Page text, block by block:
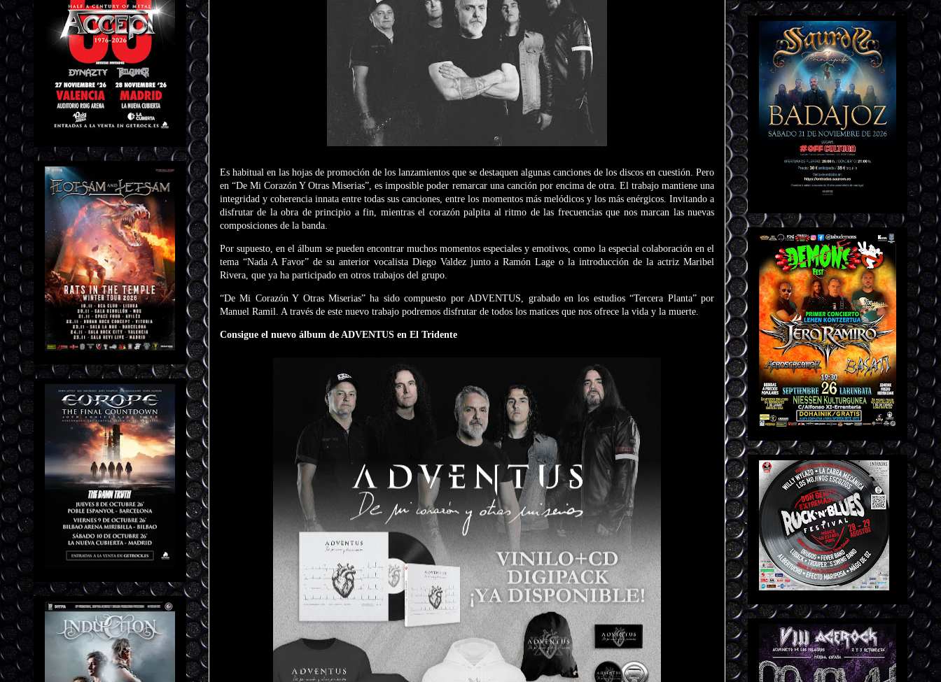
Es habitual en las hojas de promoción de los lanzamientos que se destaquen algunas canciones de los discos en cuestión. Pero
en “De Mi Corazón Y Otras Miserias”, es imposible poder remarcar una canción por encima de otra. El trabajo mantiene una
integridad y coherencia innata entre todas sus canciones, entre los momentos más melódicos y los más enérgicos. Invitando a
disfrutar de la obra de principio a fin, mientras el corazón palpita al ritmo de las frecuencias que nos marcan las nuevas
composiciones de la banda.
Por supuesto, en el álbum se pueden encontrar muchos momentos especiales y emotivos, como la especial colaboración en el
tema “Nada A Favor” de su anterior vocalista Diego Valdez junto a Ramón Lage o la introducción de la actriz Maribel
Rivera, que ya ha participado en otros trabajos del grupo.
“De Mi Corazón Y Otras Miserias” ha sido compuesto por ADVENTUS, grabado en los estudios “Tercera Planta” por
Manuel Ramil. A través de este nuevo trabajo podremos disfrutar de todos los matices que nos ofrece la vida y la muerte.
Consigue el nuevo álbum de ADVENTUS en El Tridente